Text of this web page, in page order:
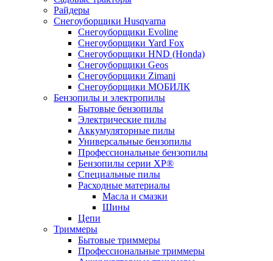
Райдеры
Снегоуборщики Husqvarna
Снегоуборщики Evoline
Снегоуборщики Yard Fox
Снегоуборщики HND (Honda)
Снегоуборщики Geos
Снегоуборщики Zimani
Снегоуборщики МОБИЛК
Бензопилы и электропилы
Бытовые бензопилы
Электрические пилы
Аккумуляторные пилы
Универсальные бензопилы
Профессиональные бензопилы
Бензопилы серии XP®
Специальные пилы
Расходные материалы
Масла и смазки
Шины
Цепи
Триммеры
Бытовые триммеры
Профессиональные триммеры